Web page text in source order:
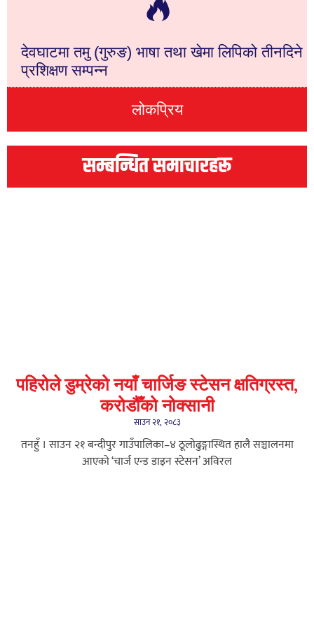
लोकप्रिय
देवघाटमा तमु (गुरुङ) भाषा तथा खेमा लिपिको तीनदिने
प्रशिक्षण सम्पन्न
सम्बन्धित समाचारहरू
पहिरोले डुम्रेको नयाँ चार्जिङ स्टेसन क्षतिग्रस्त,
करोडौँको नोक्सानी
साउन २१, २०८३
तनहुँ । साउन २१ बन्दीपुर गाउँपालिका–४ ठूलोढुङ्गास्थित हालै सञ्चालनमा
आएको ‘चार्ज एन्ड डाइन स्टेसन’ अविरल